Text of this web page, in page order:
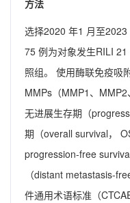
方法
选择2020 年1 月至
75 例为对象发生RILI
照组。 使用酶联免疫吸
MMPs（MMP1、
无进展生存期（
期（overall survival，
progression-free
（distant metastasis-
件通用术语标准（